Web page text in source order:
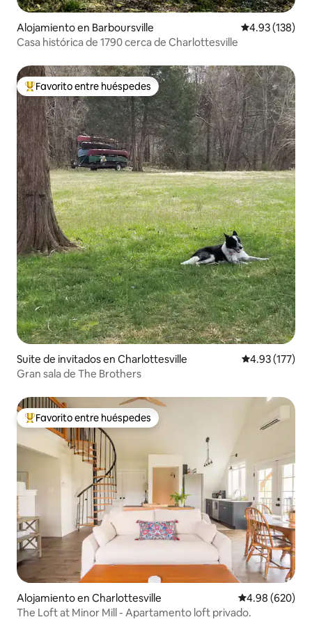
Alojamiento en Barboursville Calificación
4.93 (138)
Casa histórica de 1790 cerca de Charlottesville
Favorito entre huéspedes preferido
Favorito entre huéspedes
Suite de invitados en Charlottesville Calificación
4.93 (177)
Gran sala de The Brothers
Favorito entre huéspedes preferido
Favorito entre huéspedes
Alojamiento en Charlottesville Calificación
4.98 (620)
The Loft at Minor Mill - Apartamento loft privado.